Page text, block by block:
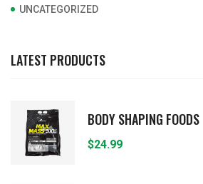
UNCATEGORIZED
LATEST PRODUCTS
BODY SHAPING FOODS
$24.99